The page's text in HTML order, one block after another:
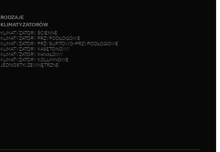
RODZAJE
KLIMATYZATORÓW
KLIMATYZATORY ŚCIENNE
KLIMATYZATORY PRZYPODŁOGOWE
KLIMATYZATORY PRZYSUFITOWO-PRZYPODŁOGOWE
KLIMATYZATORY KASETONOWY
KLIMATYZATORY KANAŁOWY
KLIMATYZATORY KOLUMNOWE
JEDNOSTKI ZEWNĘTRZNE